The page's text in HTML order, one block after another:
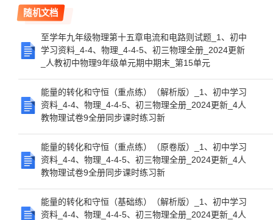
随机文档
至学年九年级物理第十五章电流和电路则试题_1、初中
学习资料_4-4、物理_4-4-5、初三物理全册_2024更新
_人教初中物理9年级单元期中期末_第15单元
能量的转化和守恒（重点练）（解析版）_1、初中学习
资料_4-4、物理_4-4-5、初三物理全册_2024更新_4人
教物理试卷9全册同步课时练习新
能量的转化和守恒（重点练）（原卷版）_1、初中学习
资料_4-4、物理_4-4-5、初三物理全册_2024更新_4人
教物理试卷9全册同步课时练习新
能量的转化和守恒（基础练）（解析版）_1、初中学习
资料_4-4、物理_4-4-5、初三物理全册_2024更新_4人